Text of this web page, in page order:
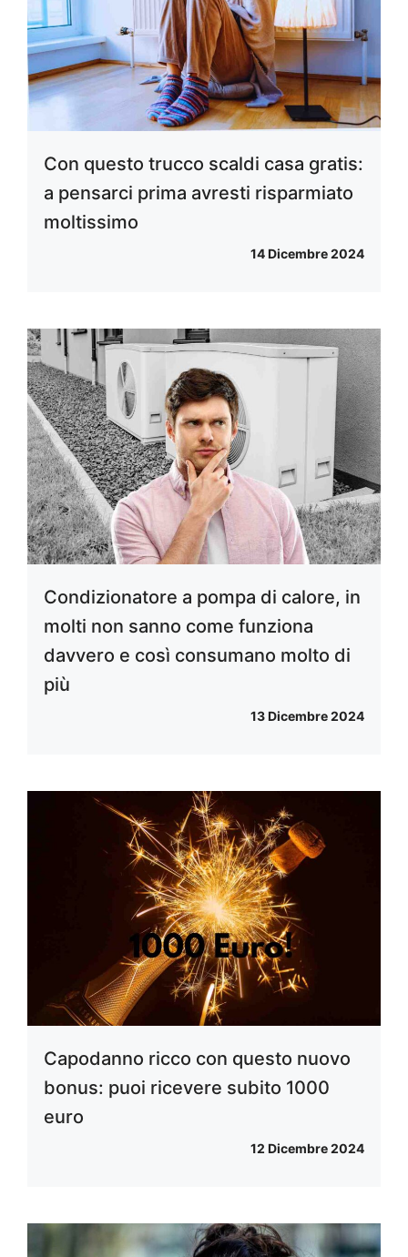
Con questo trucco scaldi casa gratis:
a pensarci prima avresti risparmiato
moltissimo
14 Dicembre 2024
Condizionatore a pompa di calore, in
molti non sanno come funziona
davvero e così consumano molto di
più
13 Dicembre 2024
Capodanno ricco con questo nuovo
bonus: puoi ricevere subito 1000
euro
12 Dicembre 2024